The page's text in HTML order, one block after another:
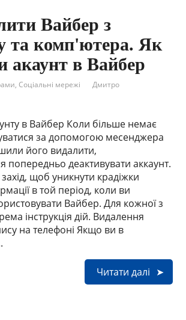
Вайбер з
та комп'ютера. Як
акаунт в Вайбер
,Соціальні мережі
Дмитро
в Вайбер Коли більше немає
за допомогою месенджера
його видалити,
попередньо деактивувати аккаунт.
щоб уникнути крадіжки
в той період, коли ви
Вайбер. Для кожної з
інструкція дій. Видалення
на телефоні Якщо ви в
Читати далі